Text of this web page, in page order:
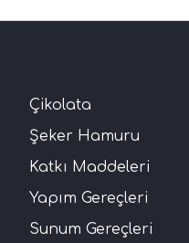
Çikolata
Şeker Hamuru
Katkı Maddeleri
Yapım Gereçleri
Sunum Gereçleri